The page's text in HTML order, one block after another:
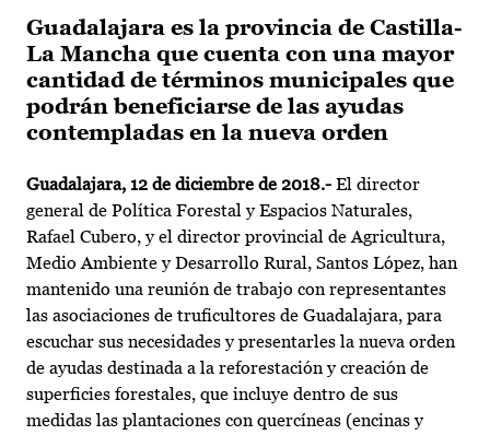
Guadalajara es la provincia de Castilla-
La Mancha que cuenta con una mayor
cantidad de términos municipales que
podrán beneficiarse de las ayudas
contempladas en la nueva orden
Guadalajara, 12 de diciembre de 2018.- El director
general de Política Forestal y Espacios Naturales,
Rafael Cubero, y el director provincial de Agricultura,
Medio Ambiente y Desarrollo Rural, Santos López, han
mantenido una reunión de trabajo con representantes
las asociaciones de truficultores de Guadalajara, para
escuchar sus necesidades y presentarles la nueva orden
de ayudas destinada a la reforestación y creación de
superficies forestales, que incluye dentro de sus
medidas las plantaciones con quercíneas (encinas y